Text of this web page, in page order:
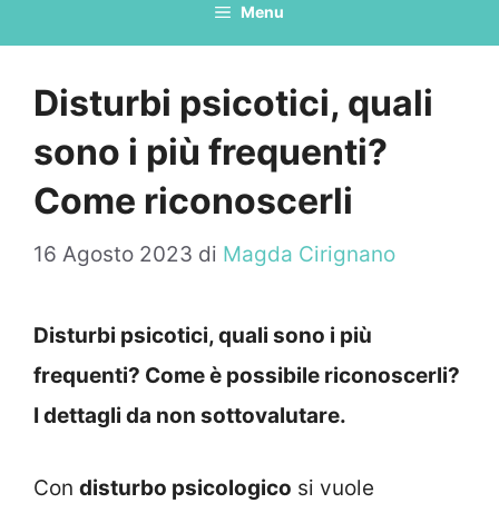
Menu
Disturbi psicotici, quali
sono i più frequenti?
Come riconoscerli
16 Agosto 2023 di Magda Cirignano
Disturbi psicotici, quali sono i più
frequenti? Come è possibile riconoscerli?
I dettagli da non sottovalutare.
Con disturbo psicologico si vuole